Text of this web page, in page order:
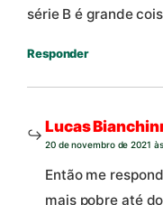
série B é grande
Responder
Lucas
20 de novembro de 2021
Então me
mais pobre até